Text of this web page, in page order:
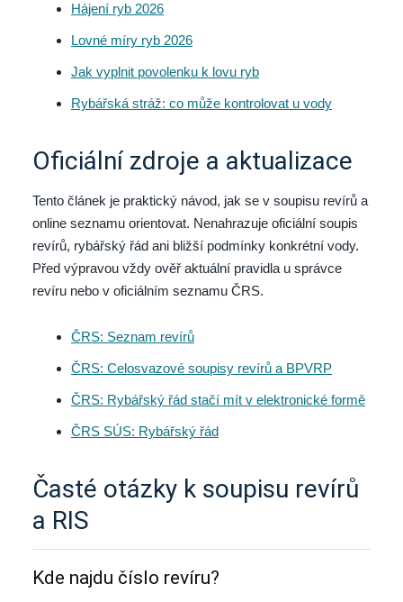
Hájení ryb 2026
Lovné míry ryb 2026
Jak vyplnit povolenku k lovu ryb
Rybářská stráž: co může kontrolovat u vody
Oficiální zdroje a aktualizace
Tento článek je praktický návod, jak se v soupisu revírů a
online seznamu orientovat. Nenahrazuje oficiální soupis
revírů, rybářský řád ani bližší podmínky konkrétní vody.
Před výpravou vždy ověř aktuální pravidla u správce
revíru nebo v oficiálním seznamu ČRS.
ČRS: Seznam revírů
ČRS: Celosvazové soupisy revírů a BPVRP
ČRS: Rybářský řád stačí mít v elektronické formě
ČRS SÚS: Rybářský řád
Časté otázky k soupisu revírů
a RIS
Kde najdu číslo revíru?